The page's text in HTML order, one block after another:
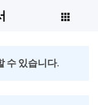
수 있습니다.